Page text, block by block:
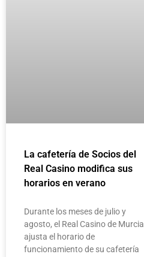
La cafetería de Socios del
Real Casino modifica sus
horarios en verano
Durante los meses de julio y
agosto, el Real Casino de Murcia
ajusta el horario de
funcionamiento de su cafetería